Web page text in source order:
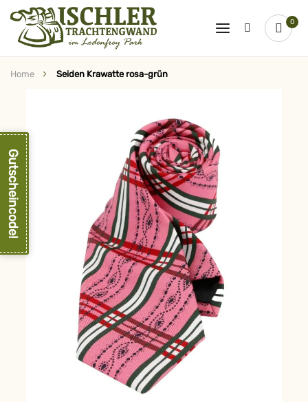
0
Home Seiden Krawatte rosa-grün
springen
Gutscheincode!